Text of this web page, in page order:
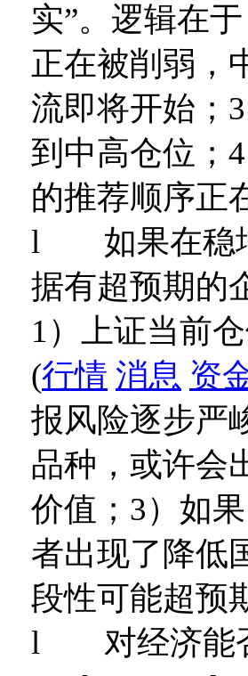
实”。逻辑在
正在被削弱，
流即将开始；
到中高仓位；
的推荐顺序正
l 如果在稳增
据有超预期的
1）上证当前
(行情 消息 资
报风险逐步严
品种，或许会
价值；3）如
者出现了降低
段性可能超预
l 对经济能否